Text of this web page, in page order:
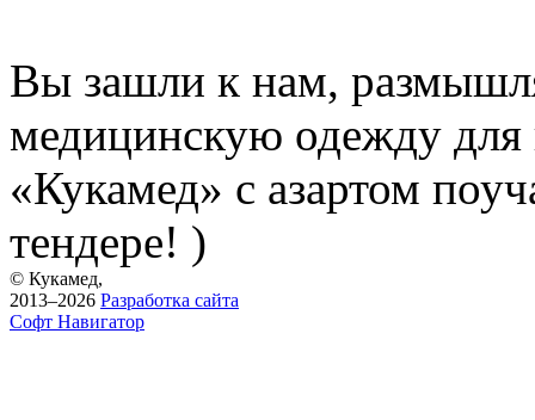
Вы зашли к нам,
медицинскую одежду для
«Кукамед» с азартом
тендере! )
© Кукамед,
2013–2026 Разработка сайта
Софт Навигатор